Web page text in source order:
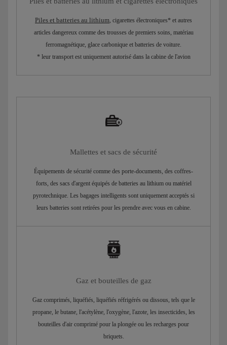
Piles et batteries au lithium, cigarettes électroniques* et autres
articles dangereux comme des trousses de premiers soins, matériau
ferromagnétique, glace carbonique et batteries de voiture.
* leur transport est uniquement autorisé dans la cabine de l'avion
Mallettes et sacs de sécurité
Équipements de sécurité comme des porte-documents, des coffres-
forts, des sacs d'argent équipés de batteries au lithium ou matériel
pyrotechnique. Les bagages intelligents sont uniquement acceptés si
leurs batteries sont retirées pour les prendre avec vous en cabine.
Gaz et bouteilles de gaz
Gaz comprimés, liquéfiés, liquéfiés réfrigérés ou dissous, tels que le
propane, le butane, l'acétylène, l'oxygène, l'azote, les insecticides, les
bouteilles d'air comprimé pour la plongée ou les recharges pour
briquets.